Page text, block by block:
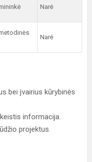
Narė
Narė
bei įvairius kūrybinės
informacija.
projektus.